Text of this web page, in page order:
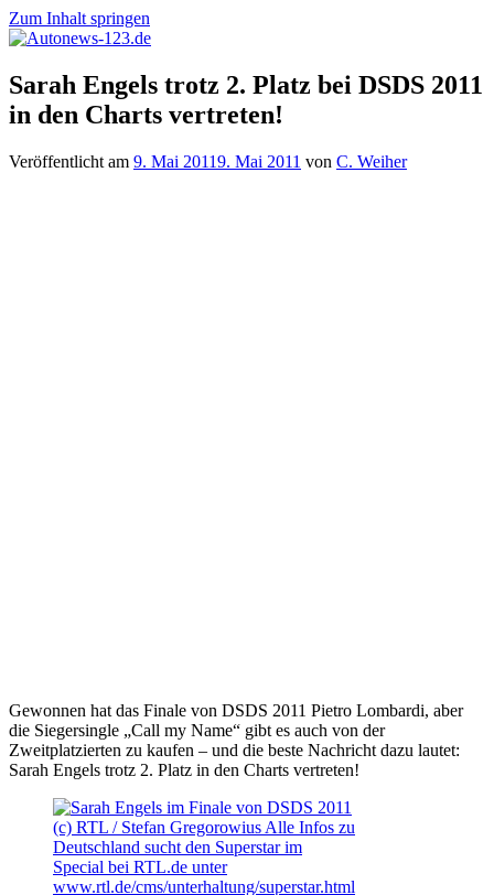
Zum Inhalt springen
Autonews-
123.de
Autonews
mit
Charme
Sarah Engels trotz 2. Platz bei DSDS 2011
in den Charts vertreten!
Veröffentlicht am 9. Mai 20119. Mai 2011 von C. Weiher
Gewonnen hat das Finale von DSDS 2011 Pietro Lombardi, aber
die Siegersingle „Call my Name“ gibt es auch von der
Zweitplatzierten zu kaufen – und die beste Nachricht dazu lautet:
Sarah Engels trotz 2. Platz in den Charts vertreten!